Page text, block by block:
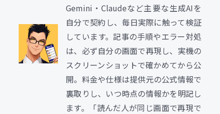
Gemini・Claudeなど主要な生成AIを
自分で契約し、毎日実際に触って検証
しています。記事の手順やエラー対処
は、必ず自分の画面で再現し、実機の
スクリーンショットで確かめてから公
開。料金や仕様は提供元の公式情報で
裏取りし、いつ時点の情報かを明記し
ます。「読んだ人が同じ画面で再現で